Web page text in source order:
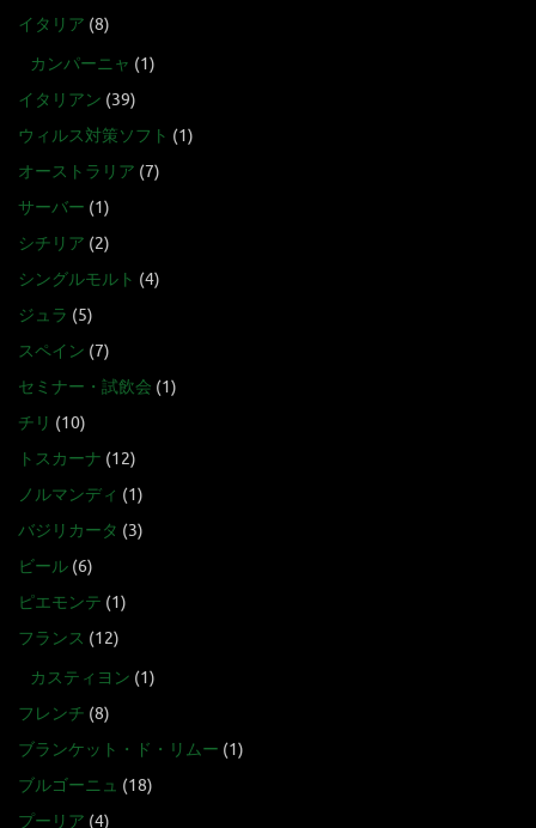
イタリア (8)
カンパーニャ (1)
イタリアン (39)
ウィルス対策ソフト (1)
オーストラリア (7)
サーバー (1)
シチリア (2)
シングルモルト (4)
ジュラ (5)
スペイン (7)
セミナー・試飲会 (1)
チリ (10)
トスカーナ (12)
ノルマンディ (1)
バジリカータ (3)
ビール (6)
ピエモンテ (1)
フランス (12)
カスティヨン (1)
フレンチ (8)
ブランケット・ド・リムー (1)
ブルゴーニュ (18)
プーリア (4)